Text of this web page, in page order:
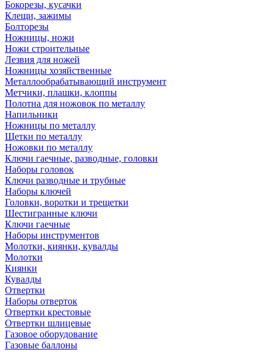
Бокорезы, кусачки
Клещи, зажимы
Болторезы
Ножницы, ножи
Ножи строительные
Лезвия для ножей
Ножницы хозяйственные
Металлообрабатывающий инструмент
Метчики, плашки, клоппы
Полотна для ножовок по металлу
Напильники
Ножницы по металлу
Щетки по металлу
Ножовки по металлу
Ключи гаечные, разводные, головки
Наборы головок
Ключи разводные и трубные
Наборы ключей
Головки, воротки и трещетки
Шестигранные ключи
Ключи гаечные
Наборы инструментов
Молотки, киянки, кувалды
Молотки
Киянки
Кувалды
Отвертки
Наборы отверток
Отвертки крестовые
Отвертки шлицевые
Газовое оборудование
Газовые баллоны